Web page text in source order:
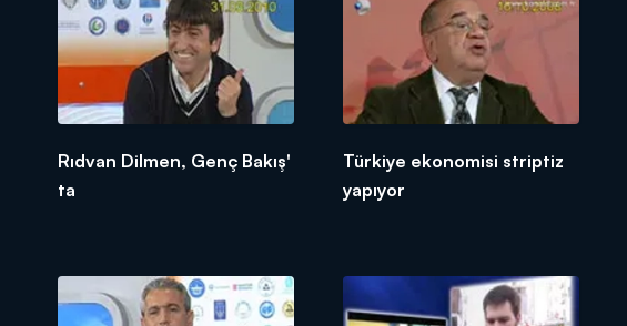
Rıdvan Dilmen, Genç Bakış'
ta
Türkiye ekonomisi striptiz
yapıyor